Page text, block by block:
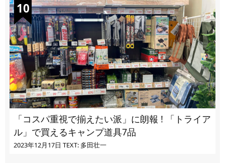
「コスパ重視で揃えたい派」に朗報 ! 「トライア
ル」で買えるキャンプ道具7品
2023年12月17日 TEXT: 多田壮一